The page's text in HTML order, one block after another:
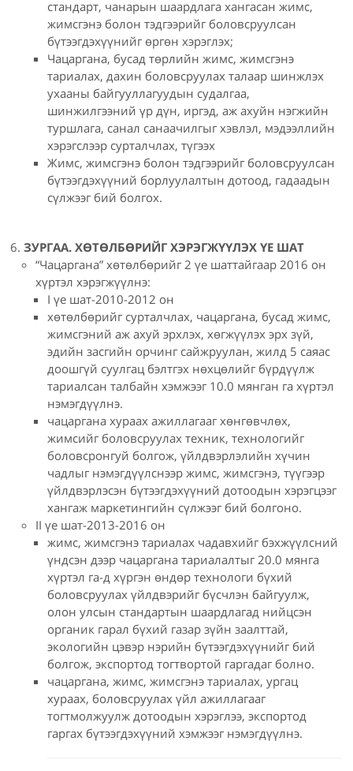
стандарт, чанарын шаардлага хангасан жимс,
жимсгэнэ болон тэдгээрийг боловсруулсан
бүтээгдэхүүнийг өргөн хэрэглэх;
Чацаргана, бусад төрлийн жимс, жимсгэнэ
тариалах, дахин боловсруулах талаар шинжлэх
ухааны байгууллагуудын судалгаа,
шинжилгээний үр дүн, иргэд, аж ахуйн нэгжийн
туршлага, санал санаачилгыг хэвлэл, мэдээллийн
хэрэгслээр сурталчлах, түгээх
Жимс, жимсгэнэ болон тэдгээрийг боловсруулсан
бүтээгдэхүүний борлуулалтын дотоод, гадаадын
сүлжээг бий болгох.
ЗУРГАА. ХӨТӨЛБӨРИЙГ ХЭРЭГЖҮҮЛЭХ ҮЕ ШАТ
“Чацаргана” хөтөлбөрийг 2 үе шаттайгаар 2016 он
хүртэл хэрэгжүүлнэ:
I үе шат-2010-2012 он
хөтөлбөрийг сурталчлах, чацаргана, бусад жимс,
жимсгэний аж ахуй эрхлэх, хөгжүүлэх эрх зүй,
эдийн засгийн орчинг сайжруулан, жилд 5 саяас
доошгүй суулгац бэлтгэх нөхцөлийг бүрдүүлж
тариалсан талбайн хэмжээг 10.0 мянган га хүртэл
нэмэгдүүлнэ.
чацаргана хураах ажиллагааг хөнгөвчлөх,
жимсийг боловсруулах техник, технологийг
боловсронгуй болгож, үйлдвэрлэлийн хүчин
чадлыг нэмэгдүүлснээр жимс, жимсгэнэ, түүгээр
үйлдвэрлэсэн бүтээгдэхүүний дотоодын хэрэгцээг
хангаж маркетингийн сүлжээг бий болгоно.
II үе шат-2013-2016 он
жимс, жимсгэнэ тариалах чадавхийг бэхжүүлсний
үндсэн дээр чацаргана тариалалтыг 20.0 мянга
хүртэл га-д хүргэн өндөр технологи бүхий
боловсруулах үйлдвэрийг бүсчлэн байгуулж,
олон улсын стандартын шаардлагад нийцсэн
органик гарал бүхий газар зүйн заалттай,
экологийн цэвэр нэрийн бүтээгдэхүүнийг бий
болгож, экспортод тогтвортой гаргадаг болно.
чацаргана, жимс, жимсгэнэ тариалах, ургац
хураах, боловсруулах үйл ажиллагааг
тогтмолжуулж дотоодын хэрэглээ, экспортод
гаргах бүтээгдэхүүний хэмжээг нэмэгдүүлнэ.